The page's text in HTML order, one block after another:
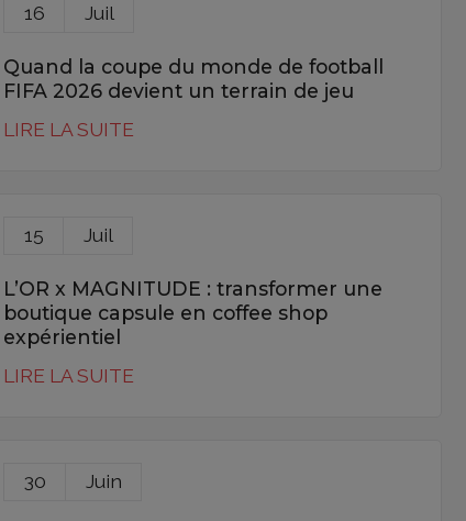
16 Juil
Quand la coupe du monde de football
FIFA 2026 devient un terrain de jeu
LIRE LA SUITE
15 Juil
L’OR x MAGNITUDE : transformer une
boutique capsule en coffee shop
expérientiel
LIRE LA SUITE
30 Juin